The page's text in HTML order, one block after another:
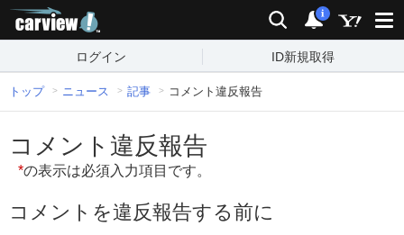
検索 通知
i
ログイン ID新規取得
トップ ニュース 記事 コメント違反報告
コメント違反報告
*の表示は必須入力項目です。
コメントを違反報告する前に